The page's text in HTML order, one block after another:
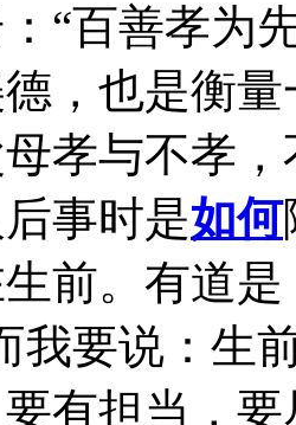
百善孝为先
，也是衡
孝与不孝
事时是如何
前。有道
我要说：生
有担当，